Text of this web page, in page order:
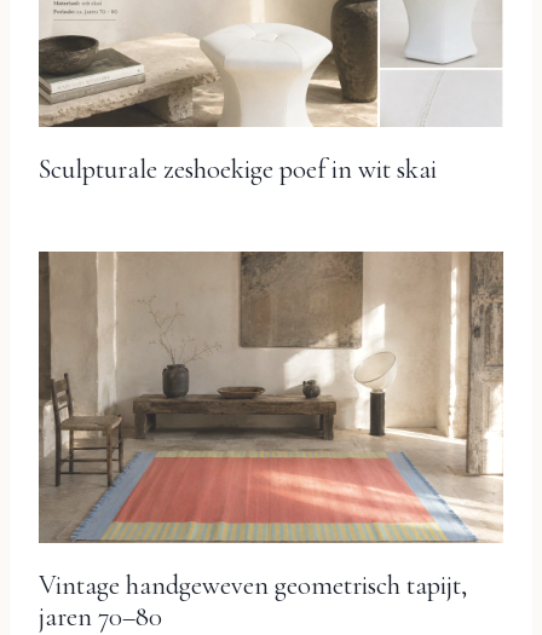
Sculpturale zeshoekige poef in wit skai
Vintage handgeweven geometrisch tapijt,
jaren 70–80